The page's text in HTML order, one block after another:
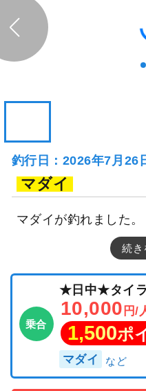
釣行日：2026年7月26
マダイ
マダイが釣れました。
続き
乗合
★日中★タイ
10,000 円/
1,500ポ
マダイ